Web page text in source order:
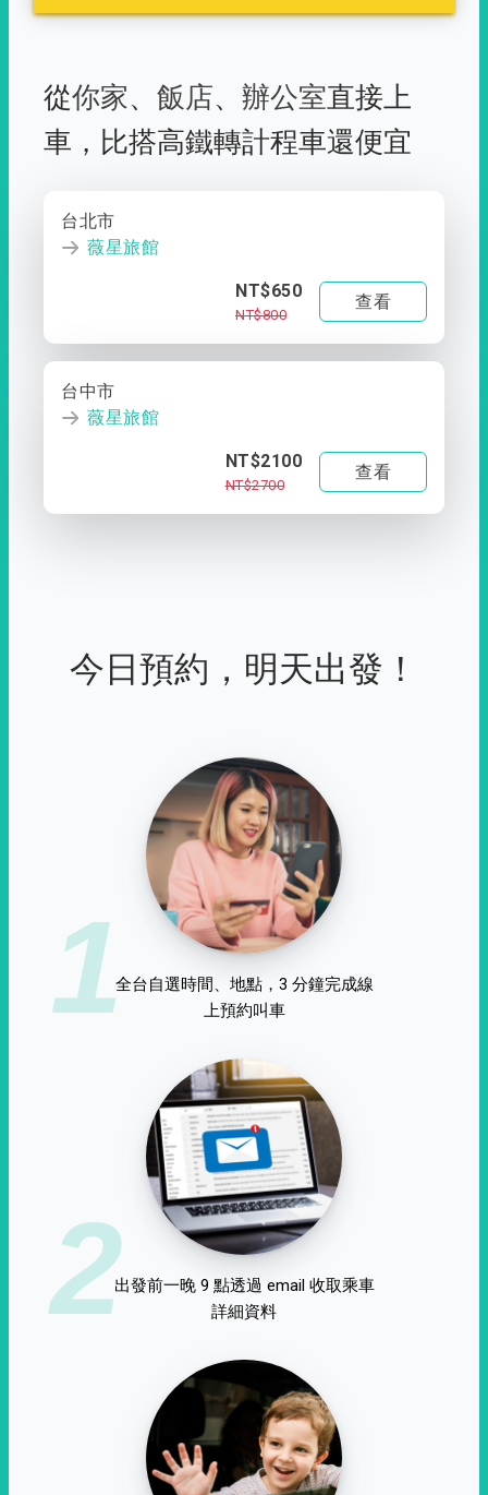
從你家、 飯店、 辦公室直接上
車， 比搭高鐵轉計程車還便宜
台北市
薇星旅館
NT$650
NT$800
查看
台中市
薇星旅館
NT$2100
NT$2700
查看
今日預約，明天出發！
1全台自選時間、地點，3 分鐘完成線
上預約叫車
2出發前一晚 9 點透過 email 收取乘車
詳細資料